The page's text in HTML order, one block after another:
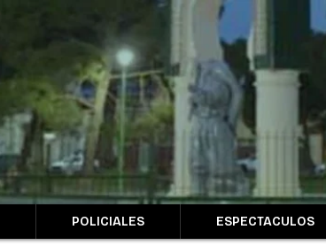
POLICIALES ESPECTACULOS